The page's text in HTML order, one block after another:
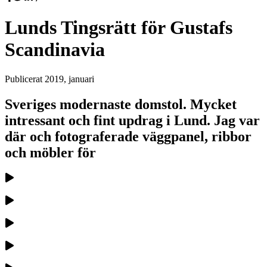
Lunds Tingsrätt för Gustafs
Scandinavia
Publicerat 2019, januari
Sveriges modernaste domstol. Mycket
intressant och fint updrag i Lund. Jag var
där och fotograferade väggpanel, ribbor
och möbler för